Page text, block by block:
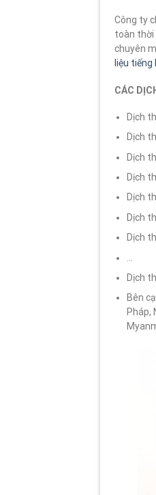
Công ty
toàn thời
chuyên
liệu tiếng
CÁC
Dịch
Dịch
Dịch
Dịch
Dịch
Dịch
Dịch
Dịch
Bên
Pháp,